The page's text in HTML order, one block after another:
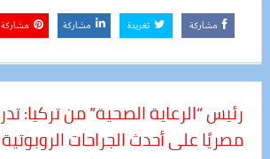
مشاركة تغريدة مشاركة مشاركة
مصريًا على أحدث الجراحات الروبوتية